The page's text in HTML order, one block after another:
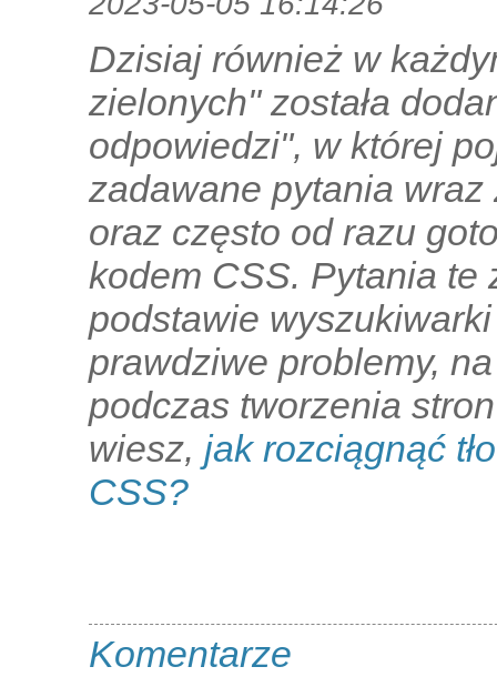
Dzisiaj również w
zielonych" została
odpowiedzi", w której
zadawane pytania wraz
oraz często od razu
kodem CSS. Pytania te
podstawie
prawdziwe problemy,
podczas tworzenia
wiesz, jak rozciągnąć
CSS?
Komentarze